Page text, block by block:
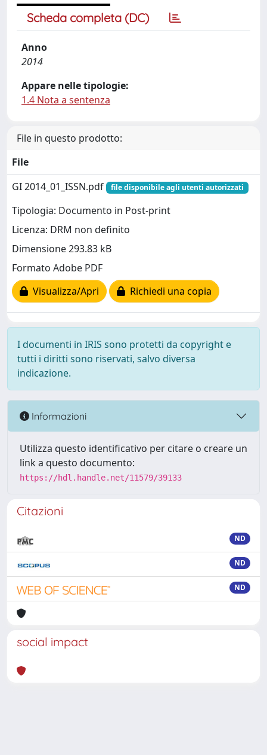
Scheda completa (DC)
Anno
2014
Appare nelle tipologie:
1.4 Nota a sentenza
File in questo prodotto:
File
GI 2014_01_ISSN.pdf
file disponibile agli utenti autorizzati
Tipologia: Documento in Post-print
Licenza: DRM non definito
Dimensione 293.83 kB
Formato Adobe PDF
Visualizza/Apri
Richiedi una copia
I documenti in IRIS sono protetti da copyright e
tutti i diritti sono riservati, salvo diversa
indicazione.
Informazioni
Utilizza questo identificativo per citare o creare un
link a questo documento:
https://hdl.handle.net/11579/39133
Citazioni
ND
ND
ND
social impact